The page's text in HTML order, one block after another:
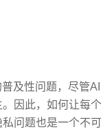
及性问题，尽管AI
因此，如何让每个
问题也是一个不可